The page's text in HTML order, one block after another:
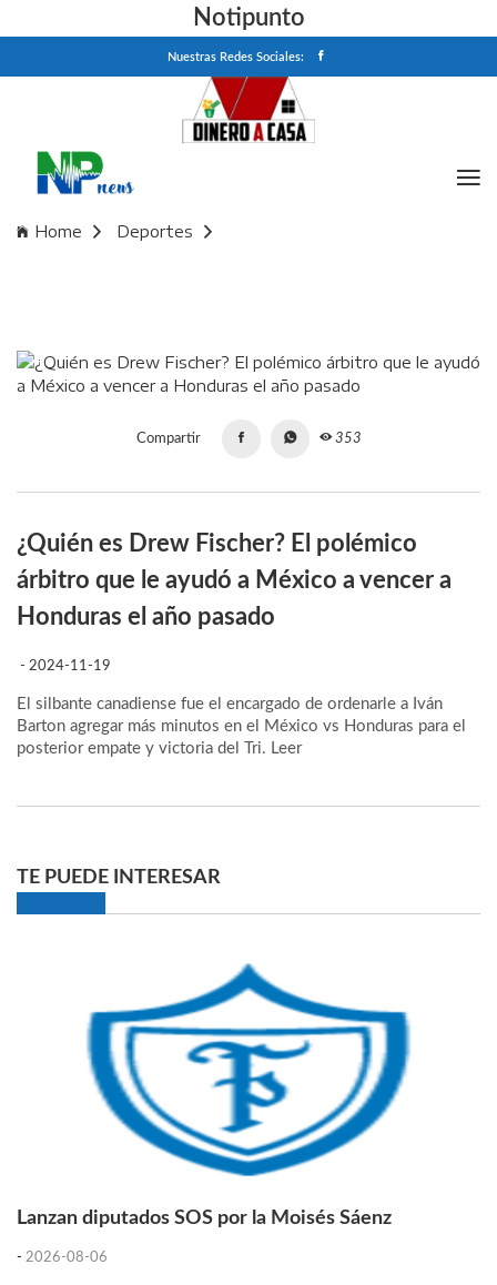
Notipunto
Nuestras Redes Sociales:
Home
Deportes
Compartir 353
¿Quién es Drew Fischer? El polémico
árbitro que le ayudó a México a vencer a
Honduras el año pasado
- 2024-11-19
El silbante canadiense fue el encargado de ordenarle a Iván
Barton agregar más minutos en el México vs Honduras para el
posterior empate y victoria del Tri. Leer
TE PUEDE INTERESAR
Lanzan diputados SOS por la Moisés Sáenz
- 2026-08-06